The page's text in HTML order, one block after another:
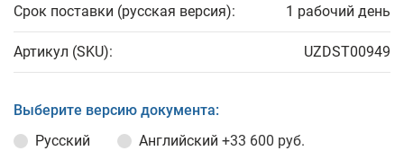
Срок поставки (русская версия): 1 рабочий день
Артикул (SKU): UZDST00949
Выберите версию документа:
Русский
Английский +33 600 руб.